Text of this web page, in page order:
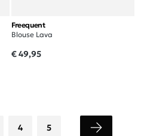
Freequent
Blouse Lava
€ 49,95
4 5